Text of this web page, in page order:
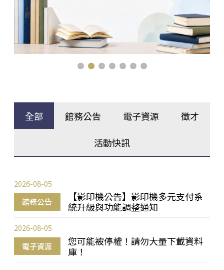
全部 館務公告 電子資源 徵才
活動快訊
館務公告
【影印機公告】影印機多元支付系
統升級與功能調整通知
2026-08-05
電子資源
您可能被停權！請勿大量下載資料
庫！
2026-08-05